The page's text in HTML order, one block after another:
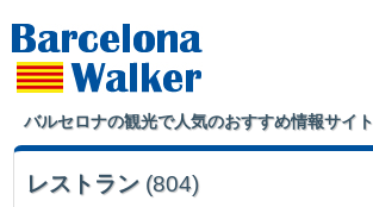
バルセロナの観光で人気のおすすめ情報サイト
レストラン (804)